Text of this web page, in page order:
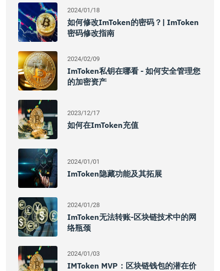
2024/01/18
如何修改imToken的密码？| ImToken
密码修改指南
2024/02/09
ImToken私钥在哪看 - 如何安全管理您
的加密资产
2023/12/17
如何在imToken充值
2024/01/01
ImToken隐藏功能及其拓展
2024/01/28
ImToken无法转账-区块链技术中的网
络瓶颈
2024/01/03
IMToken MVP：区块链钱包的潜在价